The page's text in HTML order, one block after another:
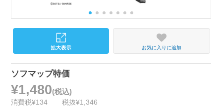
お気に入りに追加
ソフマップ特価
¥1,480(税込)
消費税¥134 税抜¥1,346